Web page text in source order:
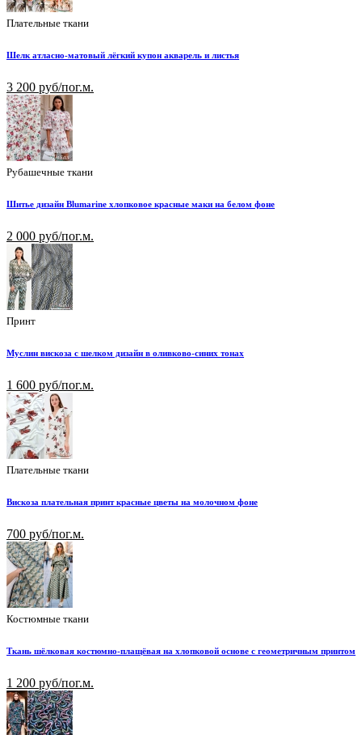
Плательные ткани
Шелк атласно-матовый лёгкий купон акварель и листья
3 200 руб/пог.м.
Рубашечные ткани
Шитье дизайн Blumarine хлопковое красные маки на белом фоне
2 000 руб/пог.м.
Принт
Муслин вискоза с шелком дизайн в оливково-синих тонах
1 600 руб/пог.м.
Плательные ткани
Вискоза плательная принт красные цветы на молочном фоне
700 руб/пог.м.
Костюмные ткани
Ткань шёлковая костюмно-плащёвая на хлопковой основе с геометричным принтом
1 200 руб/пог.м.